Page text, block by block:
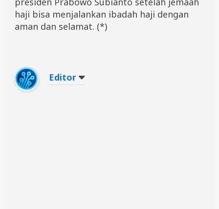
haji bisa menjalankan ibadah haji dengan
aman dan selamat. (*)
Editor